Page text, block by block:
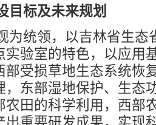
目标及未来规划
为统领，以吉林省生态
实验室的特色，以应用
部受损草地生态系统恢
，东部湿地保护、生态
农田的科学利用，西部